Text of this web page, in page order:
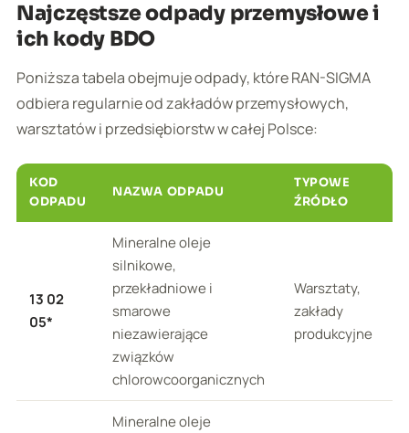
Najczęstsze odpady przemysłowe i
ich kody BDO
Poniższa tabela obejmuje odpady, które RAN-SIGMA
odbiera regularnie od zakładów przemysłowych,
warsztatów i przedsiębiorstw w całej Polsce:
KOD
ODPADU
NAZWA ODPADU
TYPOWE
ŹRÓDŁO
13 02
05*
Mineralne oleje
silnikowe,
przekładniowe i
smarowe
niezawierające
związków
chlorowcoorganicznych
Warsztaty,
zakłady
produkcyjne
Mineralne oleje